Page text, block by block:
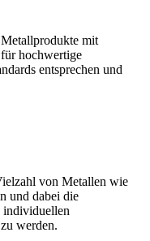
mit
hochwertige
entsprechen und
von Metallen wie
und dabei die
individuellen
werden.